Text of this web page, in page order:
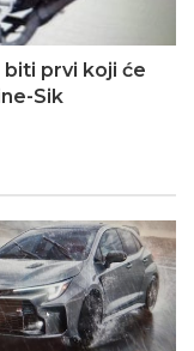
biti prvi koji će
Sik